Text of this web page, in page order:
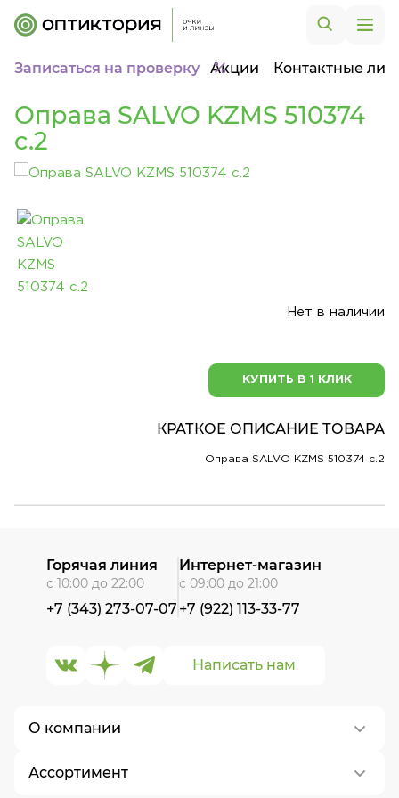
Записаться на проверку Акции Контактные
Оправа SALVO KZMS 510374
c.2
Нет в наличии
КУПИТЬ В 1 КЛИК
КРАТКОЕ ОПИСАНИЕ ТОВАРА
Оправа SALVO KZMS 510374 c.2
О компании
О нас
Ассортимент
Написать нам
Горячая линия
с 10:00 до 22:00
+7 (343) 273-07-07
Интернет-магазин
с 09:00 до 21:00
+7 (922) 113-33-77